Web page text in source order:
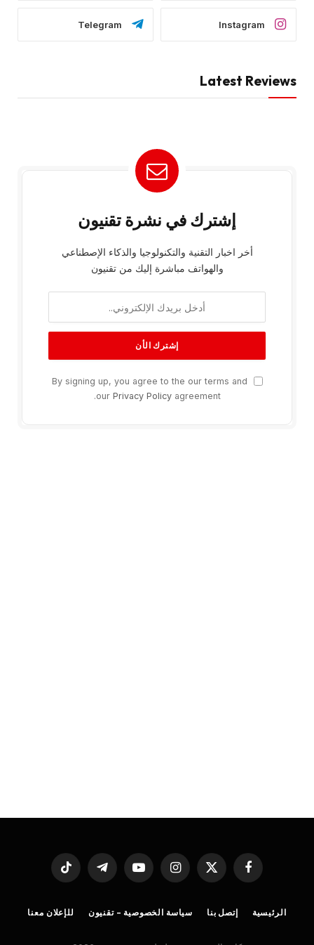
Instagram
Telegram
Latest Reviews
إشترك في نشرة تقنيون
أخر اخبار التقنية والتكنولوجيا والذكاء الإصطناعي
والهواتف مباشرة إليك من تقنيون
By signing up, you agree to the our terms and
our Privacy Policyagreement.
فيسبوك
X
الانستغراميوتيوب تيلقرام تيكتوك
الرئيسية إتصل بنا سياسة الخصوصية – تقنيون للإعلان معنا